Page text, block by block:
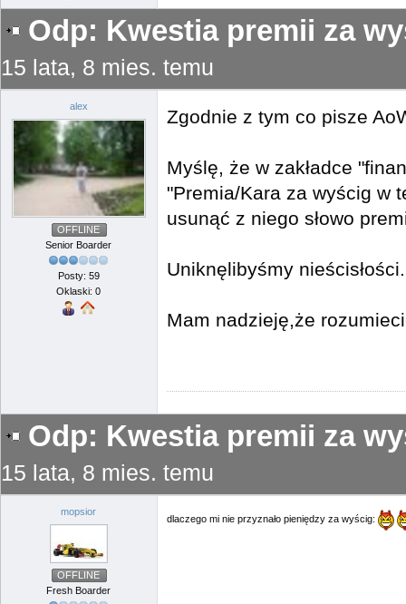
Odp: Kwestia premii za
15 lata, 8 mies. temu
alex
OFFLINE
Senior Boarder
Posty: 59
Oklaski: 0
Zgodnie z tym co pisze
Myślę, że w zakładce
"Premia/Kara za wyścig w
usunąć z niego słowo
Uniknęlibyśmy nieścisłości.
Mam nadzieję,że
Odp: Kwestia premii za
15 lata, 8 mies. temu
mopsior
OFFLINE
Fresh Boarder
dlaczego mi nie przyznało pieniędzy za wyścig: